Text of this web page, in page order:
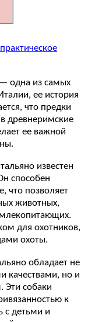
одна из самых
ее история
что предки
древнеримские
ее важной
известен
способен
что позволяет
животных,
для охотников,
охоты.
обладает не
качествами, но и
собаки
к
с детьми и